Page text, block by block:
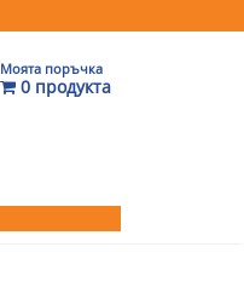
Моята поръчка
0 продукта